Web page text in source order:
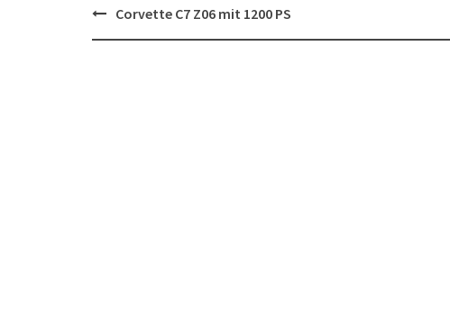
Post
navigation
Corvette C7 Z06 mit 1200 PS